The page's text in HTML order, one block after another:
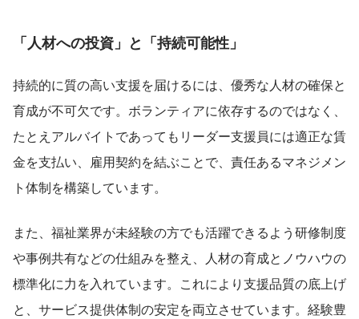
「人材への投資」と「持続可能性」
持続的に質の高い支援を届けるには、優秀な人材の確保と
育成が不可欠です。ボランティアに依存するのではなく、
たとえアルバイトであってもリーダー支援員には適正な賃
金を支払い、雇用契約を結ぶことで、責任あるマネジメン
ト体制を構築しています。
また、福祉業界が未経験の方でも活躍できるよう研修制度
や事例共有などの仕組みを整え、人材の育成とノウハウの
標準化に力を入れています。これにより支援品質の底上げ
と、サービス提供体制の安定を両立させています。経験豊